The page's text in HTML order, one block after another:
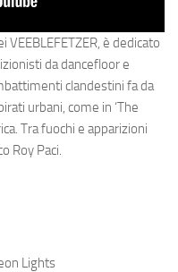
VEEBLEFETZER, è dedicato
da dancefloor e
clandestini fa da
urbani, come in ‘The
Tra fuochi e apparizioni
Roy Paci.
Lights